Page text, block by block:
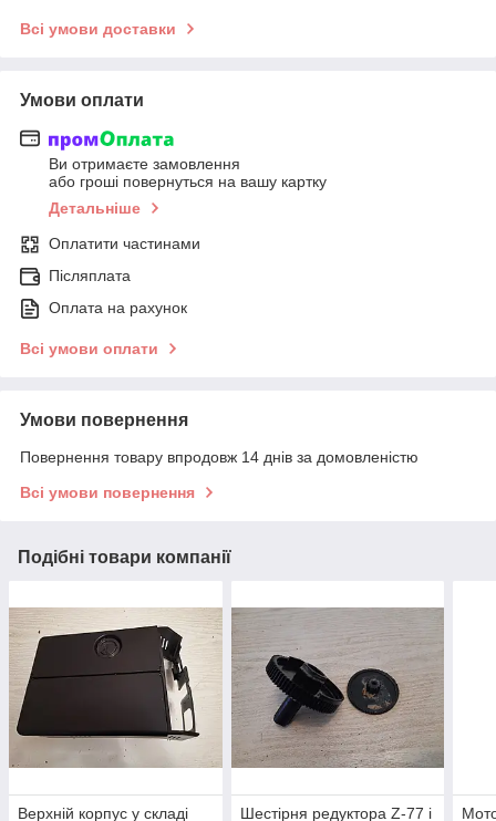
Всі умови доставки
Умови оплати
Ви отримаєте замовлення
або гроші повернуться на вашу картку
Детальніше
Оплатити частинами
Післяплата
Оплата на рахунок
Всі умови оплати
Умови повернення
Повернення товару впродовж 14 днів за домовленістю
Всі умови повернення
Подібні товари компанії
Верхній корпус у складі Шестірня редуктора Z-77 і